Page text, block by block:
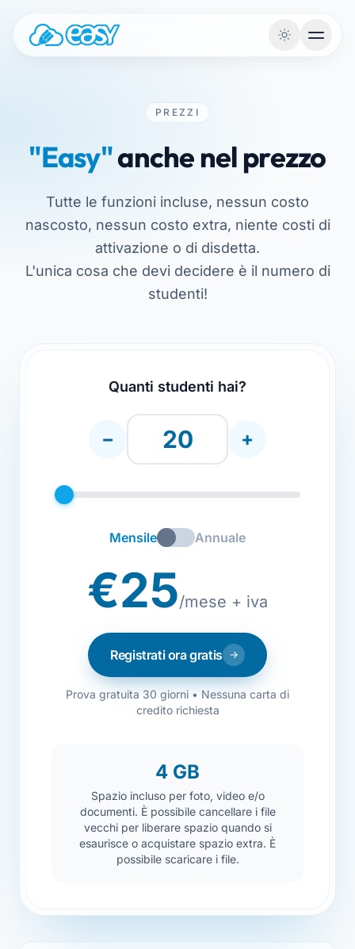
PREZZI
"Easy"anche nel prezzo
Tutte le funzioni incluse, nessun costo
nascosto, nessun costo extra, niente costi di
attivazione o di disdetta.
L'unica cosa che devi decidere è il numero di
studenti!
Quanti studenti hai?
− +
Mensile Annuale
€25/mese + iva
Registrati ora gratis
Prova gratuita 30 giorni • Nessuna carta di
credito richiesta
4 GB
Spazio incluso per foto, video e/o
documenti. È possibile cancellare i file
vecchi per liberare spazio quando si
esaurisce o acquistare spazio extra. È
possibile scaricare i file.